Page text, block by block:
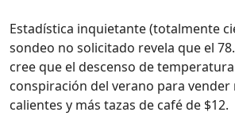
Estadística inquietante (totalmente
sondeo no solicitado revela que el
cree que el descenso de
conspiración del verano para vender
calientes y más tazas de café de $12.